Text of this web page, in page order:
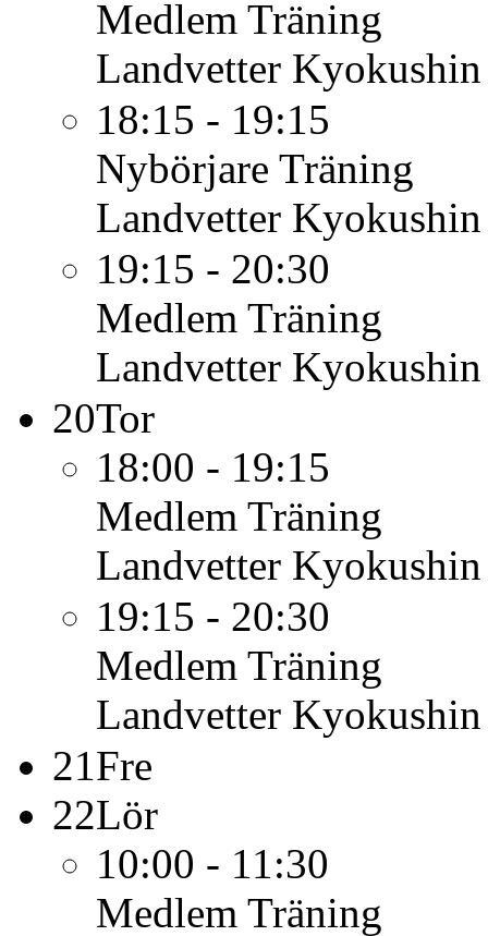
Medlem Träning
Landvetter
18:15 - 19:15
Nybörjare Träning
Landvetter
19:15 - 20:30
Medlem Träning
Landvetter
20Tor
18:00 - 19:15
Medlem Träning
Landvetter
19:15 - 20:30
Medlem Träning
Landvetter
21Fre
22Lör
10:00 - 11:30
Medlem Träning